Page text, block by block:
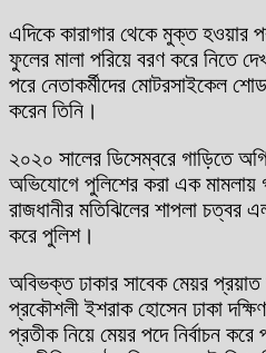
এদিকে কারাগার থেকে মুক্ত হওয়ার
ফুলের মালা পরিয়ে বরণ করে নিতে
পরে নেতাকর্মীদের মোটরসাইকেল
করেন তিনি।
২০২০ সালের ডিসেম্বরে গাড়িতে
অভিযোগে পুলিশের করা এক
রাজধানীর মতিঝিলের শাপলা চত্বর
করে পুলিশ।
অবিভক্ত ঢাকার সাবেক মেয়র
প্রকৌশলী ইশরাক হোসেন ঢাকা
প্রতীক নিয়ে মেয়র পদে নির্বাচন